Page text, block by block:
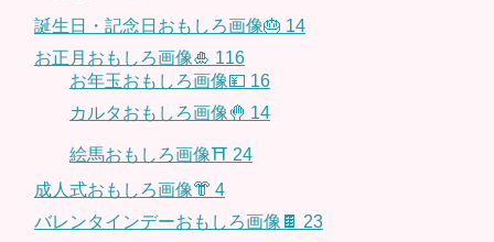
誕生日・記念日おもしろ画像🎂 14
お正月おもしろ画像🎍 116
お年玉おもしろ画像💴 16
カルタおもしろ画像🤚 14
絵馬おもしろ画像⛩ 24
成人式おもしろ画像👘 4
バレンタインデーおもしろ画像🍫 23